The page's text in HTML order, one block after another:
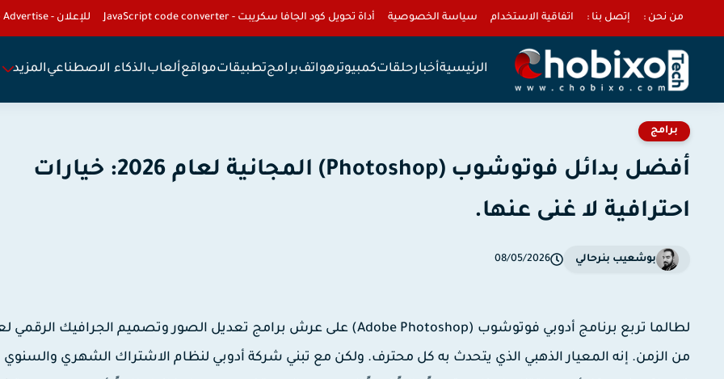
من نحن : إتصل بنا : اتفاقية الاستخدام سياسة الخصوصية أداة تحويل كود الجافا سكريبت - JavaScript code converter للإعلان - To Advertise
الرئيسيةأخبارحلقاتكمبيوترهواتفبرامجتطبيقاتمواقعألعابالذكاء الاصطناعيالمزيد
برامج
أفضل بدائل فوتوشوب (Photoshop) المجانية لعام 2026: خيارات
احترافية لا غنى عنها.
بوشعيب بنرحالي 08/05/2026
لطالما تربع برنامج أدوبي فوتوشوب (Adobe Photoshop)
على عرش برامج تعديل الصور وتصميم الجرافيك الرقمي
من الزمن. إنه المعيار الذهبي الذي يتحدث به كل محترف. ولكن مع تبني شركة أدوبي لنظام الاشتراك الشهري والسنوي